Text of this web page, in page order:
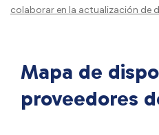
colaborar en la actualización de
Mapa de
proveedores